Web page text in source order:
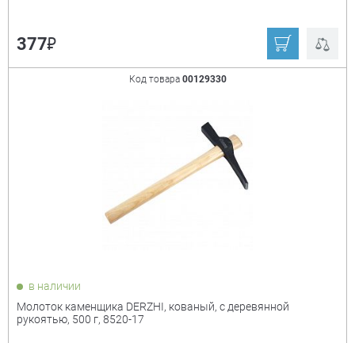
377₽
Код товара 00129330
в наличии
Молоток каменщика DERZHI, кованый, с деревянной
рукоятью, 500 г, 8520-17